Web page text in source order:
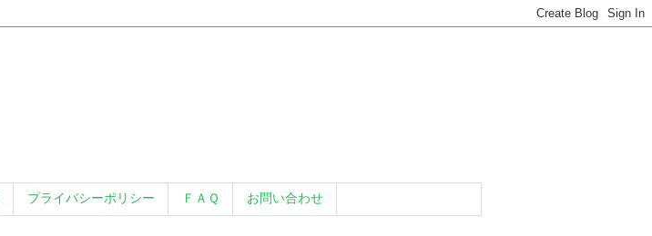
プライバシーポリシー ＦＡＱ お問い合わせ